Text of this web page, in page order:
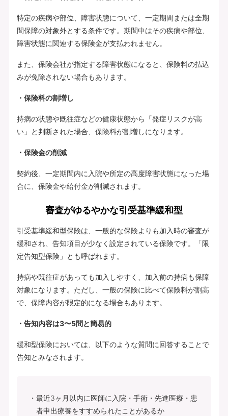
特定の疾病や部位、障害状態について、一定期間または全期
間保障の対象外とする条件です。期間中はその疾病や部位、
障害状態に関連する保険金が支払われません。
また、保険会社が指定する障害状態になると、保険料の払込
みが免除されない場合もあります。
・保険料の割増し
持病の状態や既往症などの健康状態から「発症リスクが高
い」と判断された場合、保険料が割増しになります。
・保険金の削減
契約後、一定期間内に入院や所定の高度障害状態になった場
合に、保険金や給付金が削減されます。
審査がゆるやかな引受基準緩和型
引受基準緩和型保険は、一般的な保険よりも加入時の審査が
緩和され、告知項目が少なく設定されている保険です。「限
定告知型保険」とも呼ばれます。
持病や既往症があっても加入しやすく、加入前の持病も保障
対象になります。ただし、一般の保険に比べて保険料が割高
で、保障内容が限定的になる場合もあります。
・告知内容は3〜5問と簡易的
緩和型保険においては、以下のような質問に回答することで
告知とみなされます。
最近3ヶ月以内に医師に入院・手術・先進医療・患
者申出療養をすすめられたことがあるか